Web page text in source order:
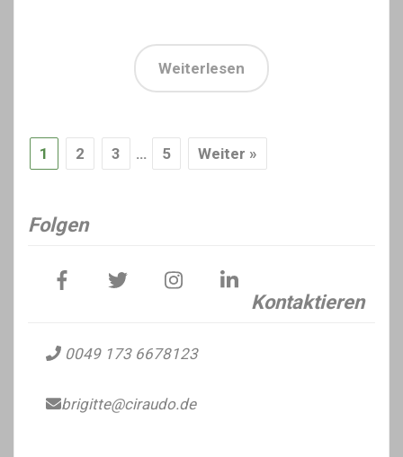
Weiterlesen
1 2 3 … 5 Weiter »
Folgen
Kontaktieren
0049 173 6678123
brigitte@ciraudo.de